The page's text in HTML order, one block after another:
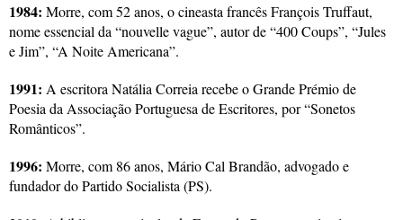
1984: Morre, com 52 anos, o cineasta francês François Truffaut,
nome essencial da “nouvelle vague”, autor de “400 Coups”, “Jules
e Jim”, “A Noite Americana”.
1991: A escritora Natália Correia recebe o Grande Prémio de
Poesia da Associação Portuguesa de Escritores, por “Sonetos
Românticos”.
1996: Morre, com 86 anos, Mário Cal Brandão, advogado e
fundador do Partido Socialista (PS).